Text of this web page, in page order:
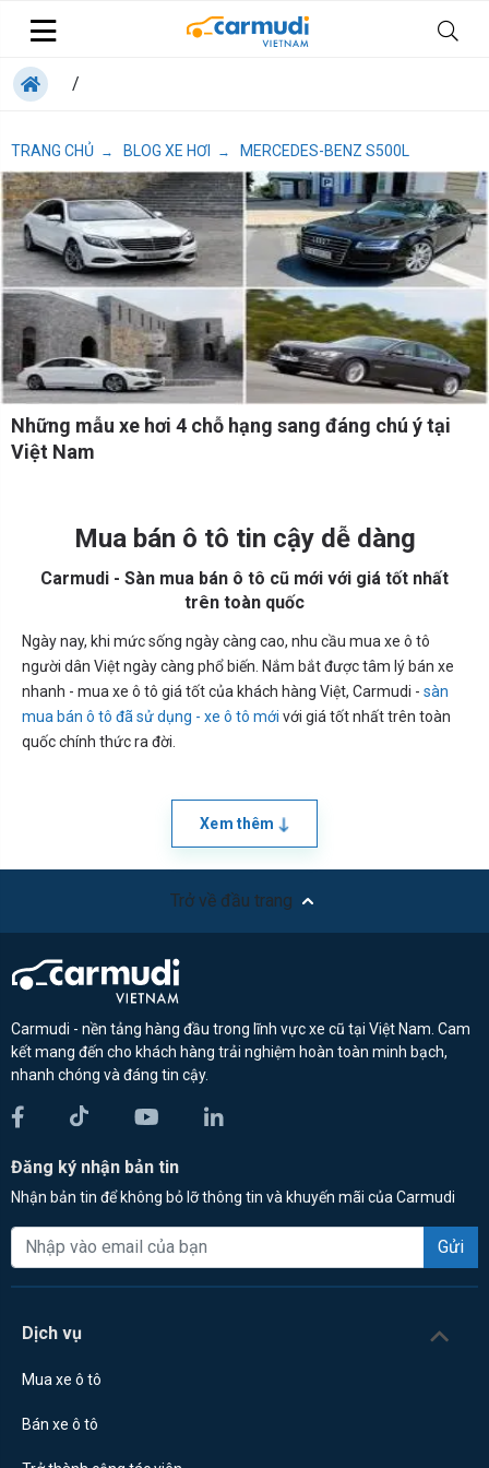
/
TRANG CHỦ → BLOG XE HƠI → MERCEDES-BENZ S500L
Những mẫu xe hơi 4 chỗ hạng sang đáng chú ý tại
Việt Nam
Mua bán ô tô tin cậy dễ dàng
Carmudi - Sàn mua bán ô tô cũ mới với giá tốt nhất
trên toàn quốc
Ngày nay, khi mức sống ngày càng cao, nhu cầu mua xe ô tô
người dân Việt ngày càng phổ biến. Nắm bắt được tâm lý bán xe
nhanh - mua xe ô tô giá tốt của khách hàng Việt, Carmudi - sàn
mua bán ô tô đã sử dụng - xe ô tô mới với giá tốt nhất trên toàn
quốc chính thức ra đời.
Xem thêm
Trở về đầu trang
Carmudi - nền tảng hàng đầu trong lĩnh vực xe cũ tại Việt Nam. Cam
kết mang đến cho khách hàng trải nghiệm hoàn toàn minh bạch,
nhanh chóng và đáng tin cậy.
Đăng ký nhận bản tin
Nhận bản tin để không bỏ lỡ thông tin và khuyến mãi của Carmudi
Gửi
Dịch vụ
Mua xe ô tô
Bán xe ô tô